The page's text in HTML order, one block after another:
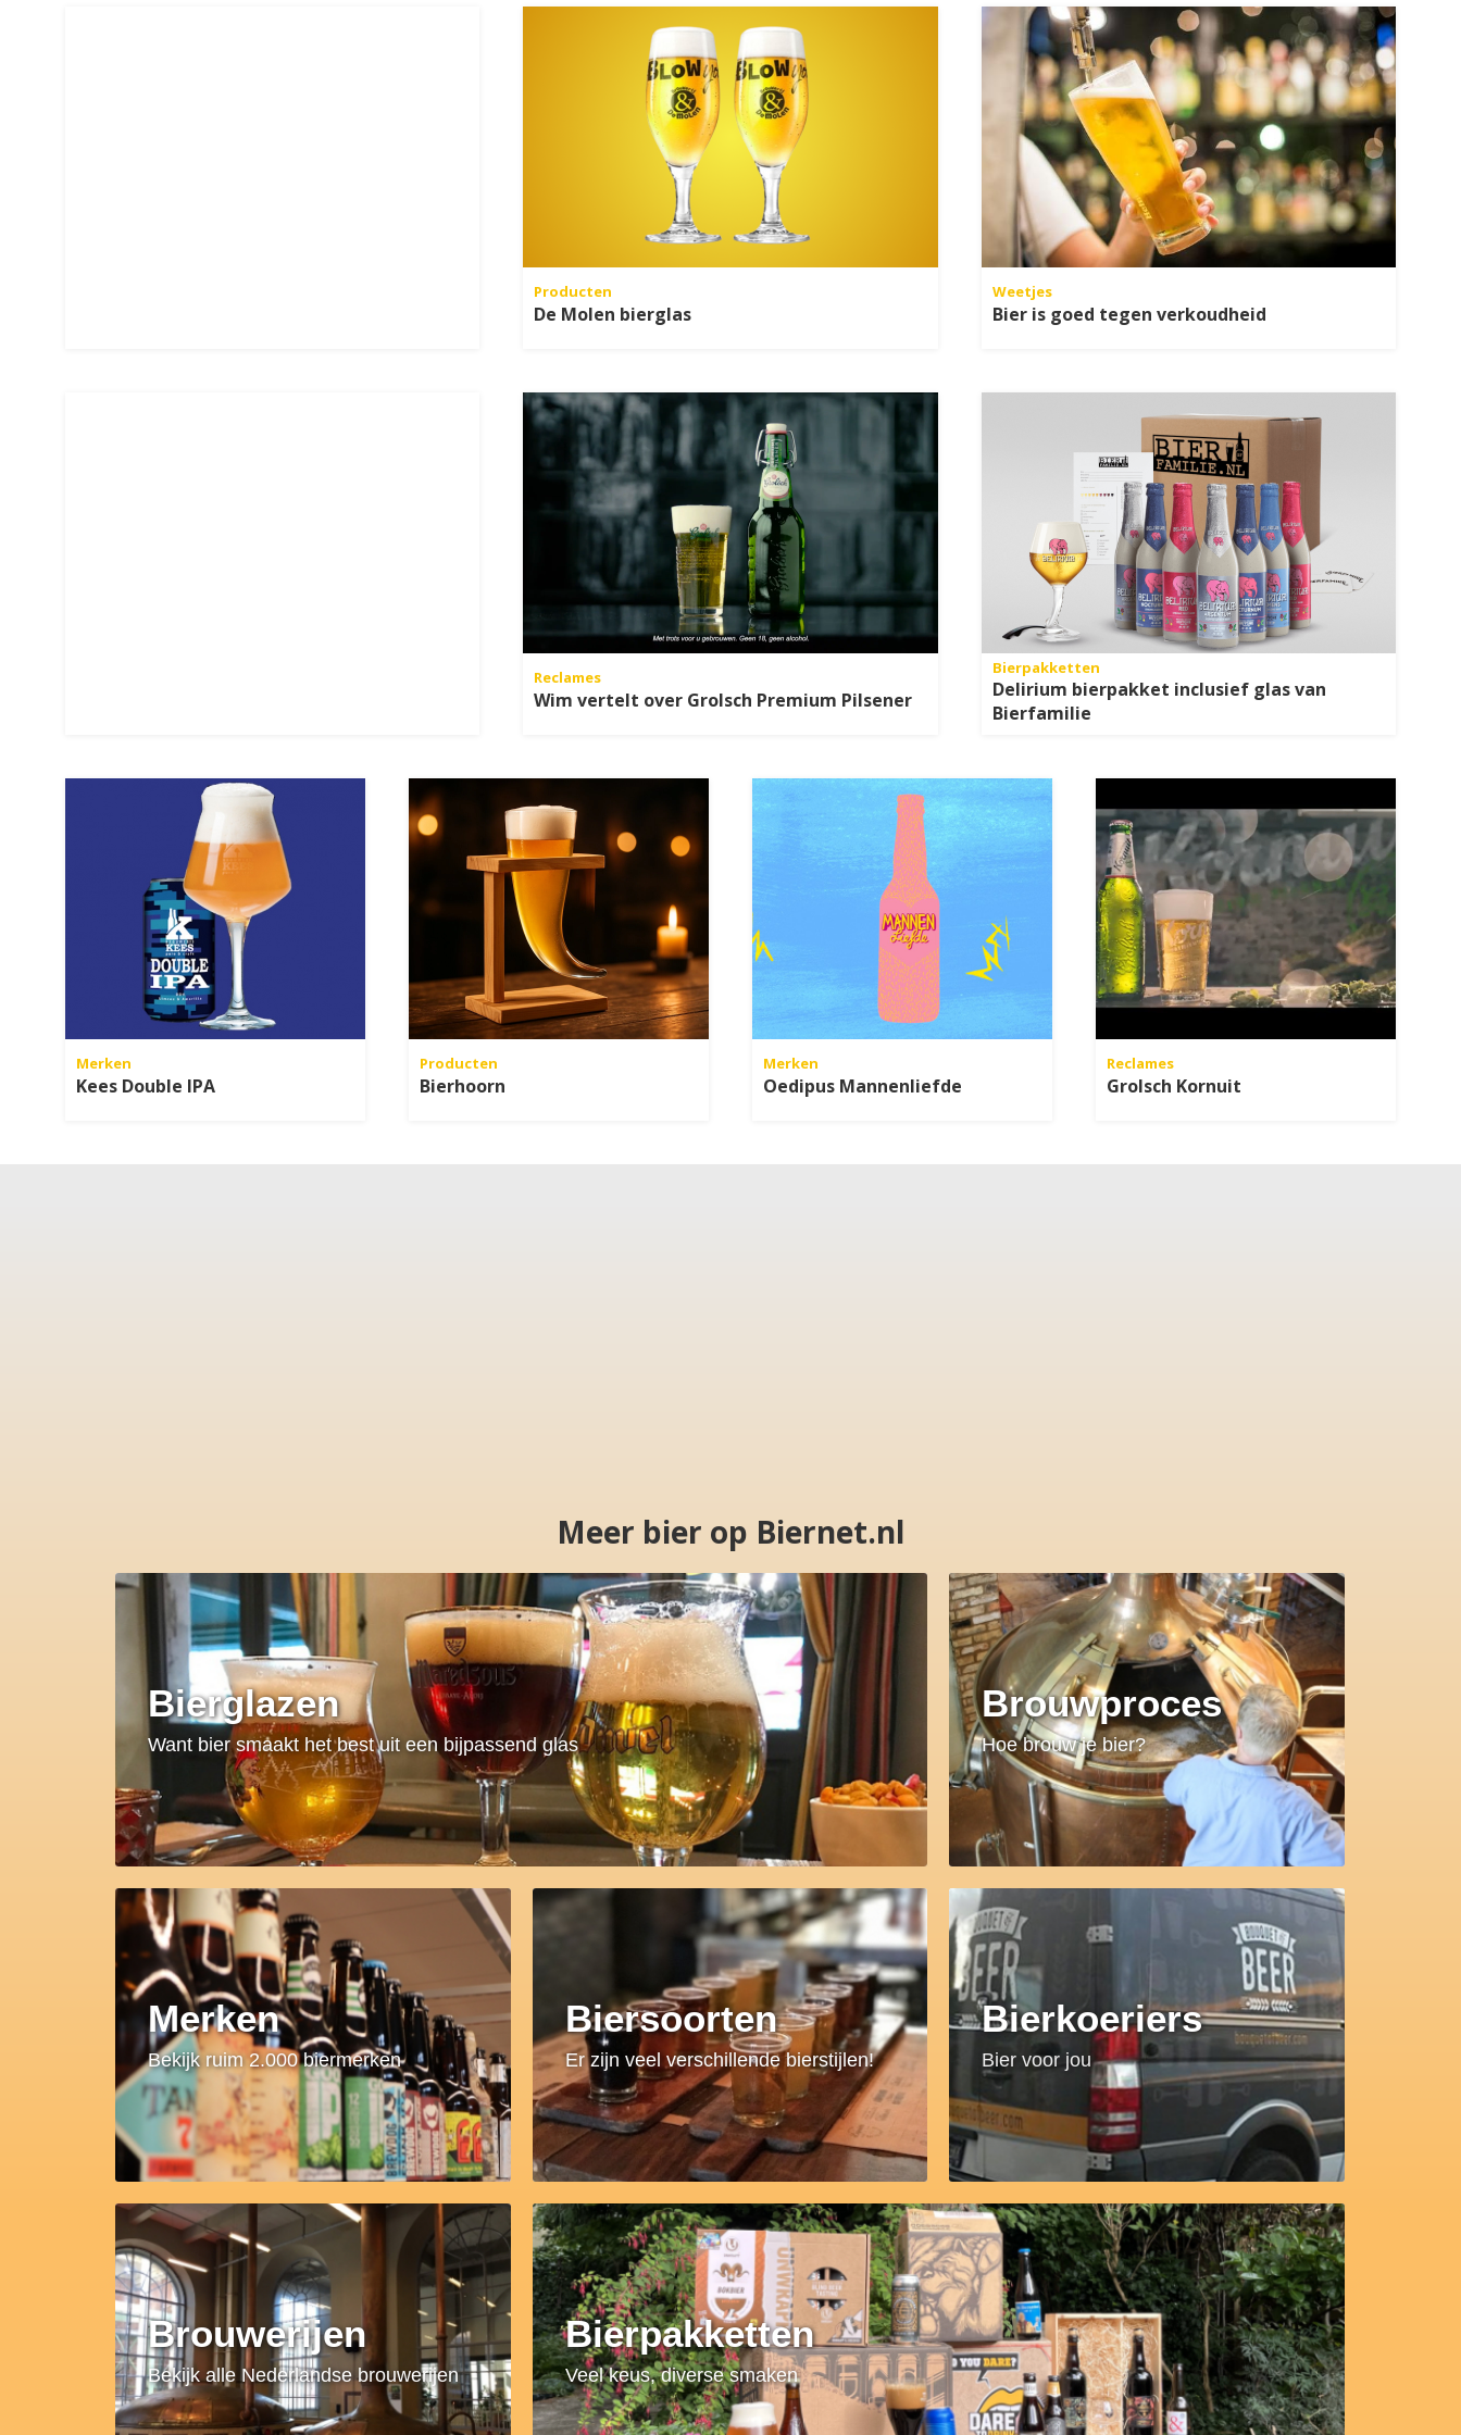
Producten
De Molen bierglas
Weetjes
Bier is goed tegen verkoudheid
Reclames
Wim vertelt over Grolsch Premium Pilsener
Bierpakketten
Delirium bierpakket inclusief glas van
Bierfamilie
Merken
Kees Double IPA
Producten
Bierhoorn
Merken
Oedipus Mannenliefde
Reclames
Grolsch Kornuit
Meer bier op Biernet.nl
Bierglazen
Want bier smaakt het best uit een bijpassend glas
Brouwproces
Hoe brouw je bier?
Merken
Bekijk ruim 2.000 biermerken
Biersoorten
Er zijn veel verschillende bierstijlen!
Bierkoeriers
Bier voor jou
Brouwerijen
Bekijk alle Nederlandse brouwerijen
Bierpakketten
Veel keus, diverse smaken